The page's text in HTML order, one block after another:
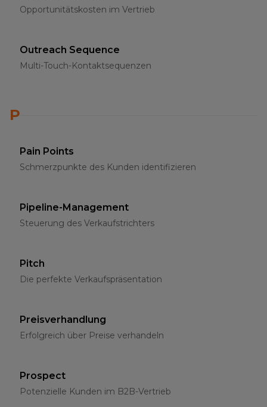
Opportunitätskosten im Vertrieb
Outreach Sequence
Multi-Touch-Kontaktsequenzen
P
Pain Points
Schmerzpunkte des Kunden identifizieren
Pipeline-Management
Steuerung des Verkaufstrichters
Pitch
Die perfekte Verkaufspräsentation
Preisverhandlung
Erfolgreich über Preise verhandeln
Prospect
Potenzielle Kunden im B2B-Vertrieb